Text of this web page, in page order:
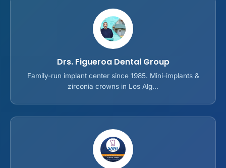
Drs. Figueroa Dental Group
Family-run implant center since 1985. Mini-implants &
zirconia crowns in Los Alg...